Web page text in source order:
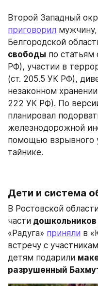
приговорил
Белгородской
свободы по статьям
РФ), участии в
(ст. 205.5 УК РФ),
незаконном
222 УК РФ). По
планировал
железнодорожной
помощью взрывного
тайнике.
Дети и система
В Ростовской
части
«Радуга» приняли в
встречу с
детям подарили
разрушенный